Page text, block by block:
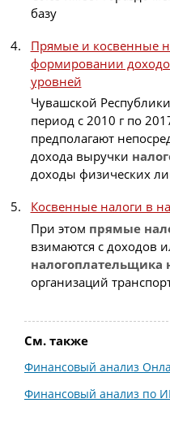
базу
Прямые и косвенные
формировании
уровней
Чувашской
период с 2010 г по
предполагают
дохода выручки
доходы физических
Косвенные налоги в
При этом прямые
взимаются с доходов
налогоплательщика
организаций
См. также
Финансовый анализ
Финансовый анализ по